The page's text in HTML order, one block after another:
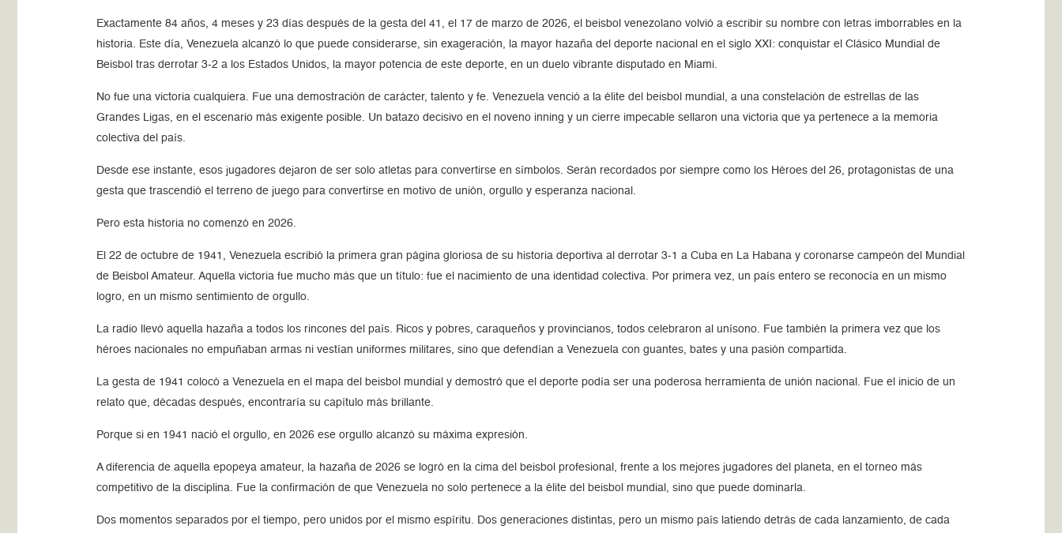
Exactamente 84 años, 4 meses y 23 días después de la gesta del 41, el 17 de marzo de 2026, el beisbol venezolano volvió a escribir su nombre con letras imborrables en la
historia. Este día, Venezuela alcanzó lo que puede considerarse, sin exageración, la mayor hazaña del deporte nacional en el siglo XXI: conquistar el Clásico Mundial de
Beisbol tras derrotar 3-2 a los Estados Unidos, la mayor potencia de este deporte, en un duelo vibrante disputado en Miami.
No fue una victoria cualquiera. Fue una demostración de carácter, talento y fe. Venezuela venció a la élite del beisbol mundial, a una constelación de estrellas de las
Grandes Ligas, en el escenario más exigente posible. Un batazo decisivo en el noveno inning y un cierre impecable sellaron una victoria que ya pertenece a la memoria
colectiva del país.
Desde ese instante, esos jugadores dejaron de ser solo atletas para convertirse en símbolos. Serán recordados por siempre como los Héroes del 26, protagonistas de una
gesta que trascendió el terreno de juego para convertirse en motivo de unión, orgullo y esperanza nacional.
Pero esta historia no comenzó en 2026.
El 22 de octubre de 1941, Venezuela escribió la primera gran página gloriosa de su historia deportiva al derrotar 3-1 a Cuba en La Habana y coronarse campeón del Mundial
de Beisbol Amateur. Aquella victoria fue mucho más que un título: fue el nacimiento de una identidad colectiva. Por primera vez, un país entero se reconocía en un mismo
logro, en un mismo sentimiento de orgullo.
La radio llevó aquella hazaña a todos los rincones del país. Ricos y pobres, caraqueños y provincianos, todos celebraron al unísono. Fue también la primera vez que los
héroes nacionales no empuñaban armas ni vestían uniformes militares, sino que defendían a Venezuela con guantes, bates y una pasión compartida.
La gesta de 1941 colocó a Venezuela en el mapa del beisbol mundial y demostró que el deporte podía ser una poderosa herramienta de unión nacional. Fue el inicio de un
relato que, décadas después, encontraría su capítulo más brillante.
Porque si en 1941 nació el orgullo, en 2026 ese orgullo alcanzó su máxima expresión.
A diferencia de aquella epopeya amateur, la hazaña de 2026 se logró en la cima del beisbol profesional, frente a los mejores jugadores del planeta, en el torneo más
competitivo de la disciplina. Fue la confirmación de que Venezuela no solo pertenece a la élite del beisbol mundial, sino que puede dominarla.
Dos momentos separados por el tiempo, pero unidos por el mismo espíritu. Dos generaciones distintas, pero un mismo país latiendo detrás de cada lanzamiento, de cada